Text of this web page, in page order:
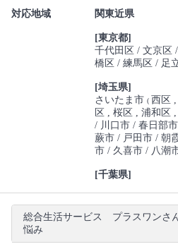
対応地域 関東近県
[東京都]
千代田区 文京区
橋区 練馬区 足
[埼玉県]
さいたま市( 西区
区
桜区 浦和区
川口市 春日部
蕨市
戸田市 朝
市 久喜市 八潮
[千葉県]
総合生活サービス プラスワンさ
悩み